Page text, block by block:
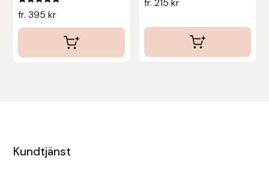
Betygsatt
5.00
av 5
fr. 395kr
fr. 215 kr
Kundtjänst